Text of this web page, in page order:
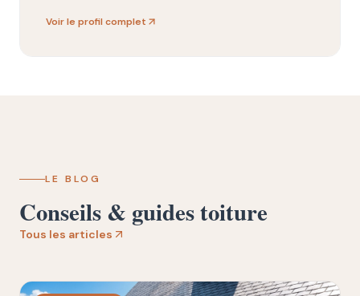
Voir le profil complet
LE BLOG
Conseils & guides toiture
Tous les articles